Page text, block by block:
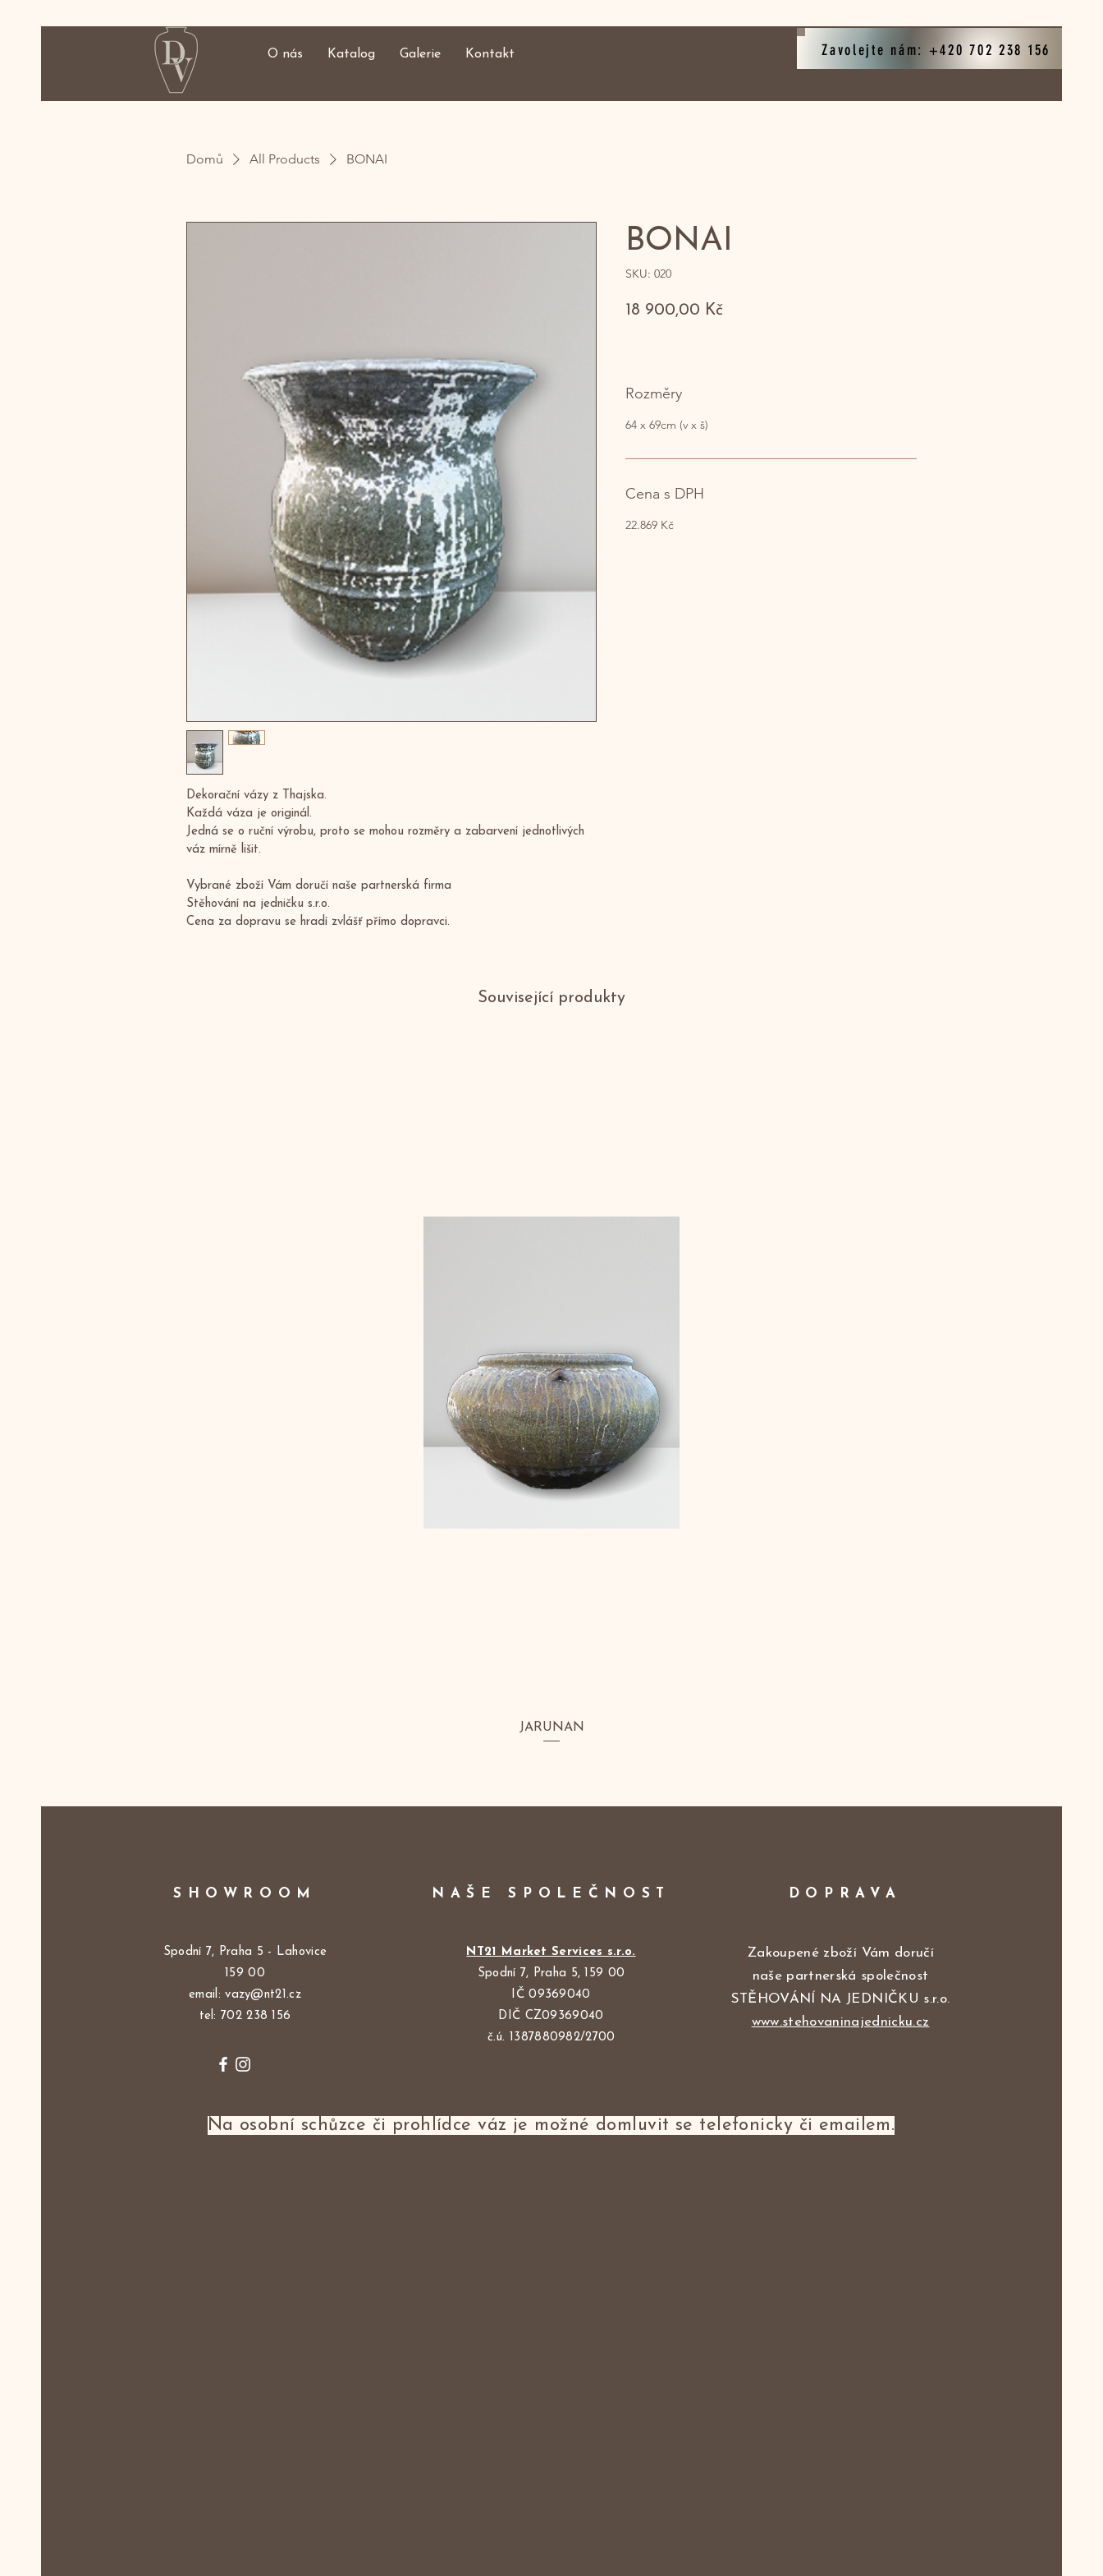
O nás Katalog Galerie Kontakt Zavolejte nám: +420 702 238 156
Domů All Products BONAI
Dekorační vázy z Thajska.
Každá váza je originál.
Jedná se o ruční výrobu, proto se mohou rozměry a zabarvení jednotlivých
váz mírně lišit.
Vybrané zboží Vám doručí naše partnerská firma
Stěhování na jedničku s.r.o.
Cena za dopravu se hradí zvlášť přímo dopravci.
BONAI
SKU: 020
18 900,00 KčCena
Rozměry
64 x 69cm (v x š)
Cena s DPH
22.869 Kč
Související produkty
JARUNAN
SHOWROOM
Spodní 7, Praha 5 - Lahovice
159 00
email:vazy@nt21.cz
tel: 702 238 156
NAŠE SPOLEČNOST
NT21 Market Services s.r.o.
Spodní 7, Praha 5, 159 00
IČ 09369040
DIČ CZ09369040
č.ú. 1387880982/2700
DOPRAVA
Zakoupené zboží Vám doručí
naše partnerská společnost
STĚHOVÁNÍ NA JEDNIČKU s.r.o.
www.stehovaninajednicku.cz
Na osobní schůzce či prohlídce váz je možné domluvit se telefonicky či emailem.